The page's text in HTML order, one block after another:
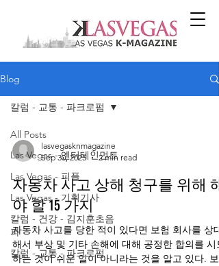
Blog
All Posts
Las Vegas - 엔터테인먼트
Las Vegas - 피플
Las Vegas - 기획기사
칼럼 - 건강 - 김지훈초음
파
칼럼 - 교통 - 파크로펌
칼럼 - 교통 - 파크로펌
lasvegasknmagazine
Sep 30, 2025
2 min read
자동차 사고 상해 청구를 위해 해
야 할 15 가지
자동차 사고를 당한 적이 있다면 보험 회사를 상대
해서 부상 및 기타 손해에 대해 공정한 합의를 시도
하는 것이 쉬운 일이 아니라는 것을 알고 있다. 보